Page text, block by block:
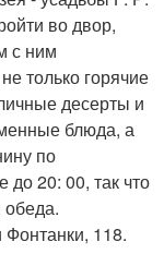
во двор,
с ним
только горячие
десерты и
блюда, а
по
до 20: 00, так что
Фонтанки, 118.